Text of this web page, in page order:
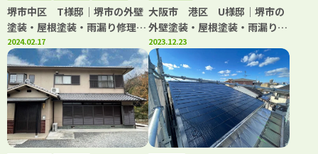
防水工事
堺市中区 T様邸│堺市の外壁
塗装・屋根塗装・雨漏り修理専
門店 千成工務店
2024.02.17
大阪市 港区 U様邸│堺市の
外壁塗装・屋根塗装・雨漏り修
理専門店 千成工務店
2023.12.23